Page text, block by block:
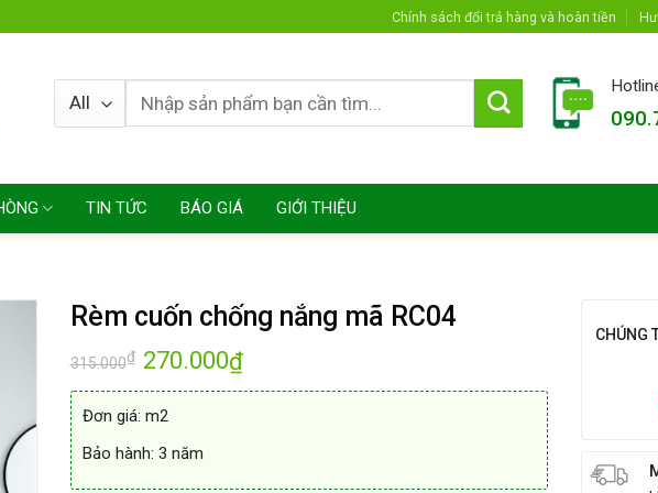
Chính sách đổi trả hàng và hoàn tiền
TIN TỨC BÁO GIÁ GIỚI THIỆU
Rèm cuốn chống nắng mã RC04
315.000₫ Giá
gốc
270.000₫Giá
hiện
Đơn giá: m2
Bảo hành: 3 năm
CHÚNG